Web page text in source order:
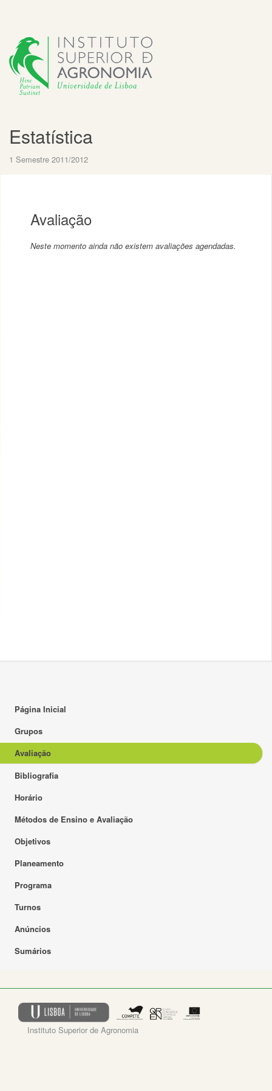
Estatística
1 Semestre 2011/2012
Avaliação
Neste momento ainda não existem avaliações agendadas.
Página Inicial
Grupos
Avaliação
Bibliografia
Horário
Métodos de Ensino e Avaliação
Objetivos
Planeamento
Programa
Turnos
Anúncios
Sumários
Instituto Superior de Agronomia